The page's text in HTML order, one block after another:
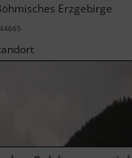
Erzgebirge